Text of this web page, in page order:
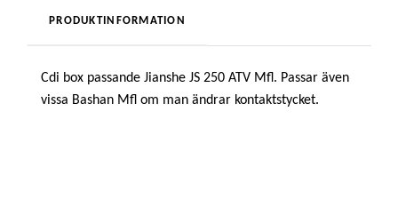
PRODUKTINFORMATION
Cdi box passande Jianshe JS 250 ATV Mfl. Passar även
vissa Bashan Mfl om man ändrar kontaktstycket.